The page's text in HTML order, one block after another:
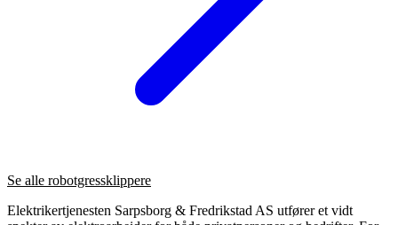
Se alle robotgressklippere
Elektrikertjenesten Sarpsborg & Fredrikstad AS utfører et vidt